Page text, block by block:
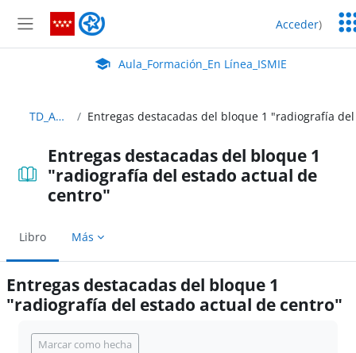
Panel lateral
Aula_Formación_En Línea_ISMIE Acceder)
Aula Virtual de EducaMadrid:
Aula_Formación_En Línea_ISMIE
TD_Abierto
Entregas destacadas del bloque 1
"radiografía del estado actual de
centro"
Libro Más
Entregas destacadas del bloque 1
"radiografía del estado actual de centro"
Marcar como hecha